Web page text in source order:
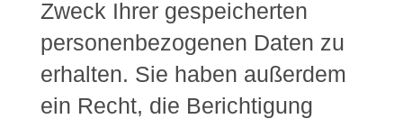
Zweck Ihrer gespeicherten
personenbezogenen Daten zu
erhalten. Sie haben außerdem
ein Recht, die Berichtigung